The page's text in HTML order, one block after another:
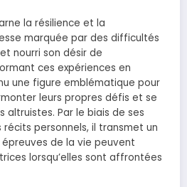
la résilience et la
marquée par des difficultés
nourri son désir de
ces expériences en
une figure emblématique pour
leurs propres défis et se
altruistes. Par le biais de ses
personnels, il transmet un
de la vie peuvent
lorsqu’elles sont affrontées